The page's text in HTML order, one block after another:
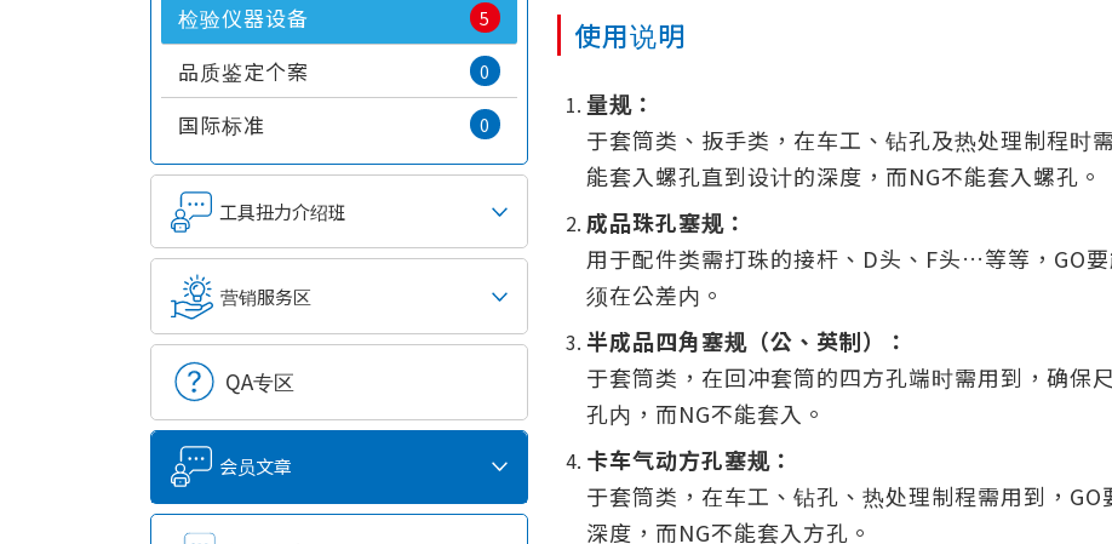
检验仪器设备 5
品质鉴定个案 0
国际标准 0
工具扭力介绍班
营销服务区
QA专区
会员文章
使用说明
量规：
于套筒类、扳手类，在车工、钻孔及热处理制程时
能套入螺孔直到设计的深度，而NG不能套入螺孔。
成品珠孔塞规：
用于配件类需打珠的接杆、D头、F头…等等，GO
须在公差内。
半成品四角塞规（公、英制）：
于套筒类，在回冲套筒的四方孔端时需用到，确保
孔内，而NG不能套入。
卡车气动方孔塞规：
于套筒类，在车工、钻孔、热处理制程需用到，
深度，而NG不能套入方孔。